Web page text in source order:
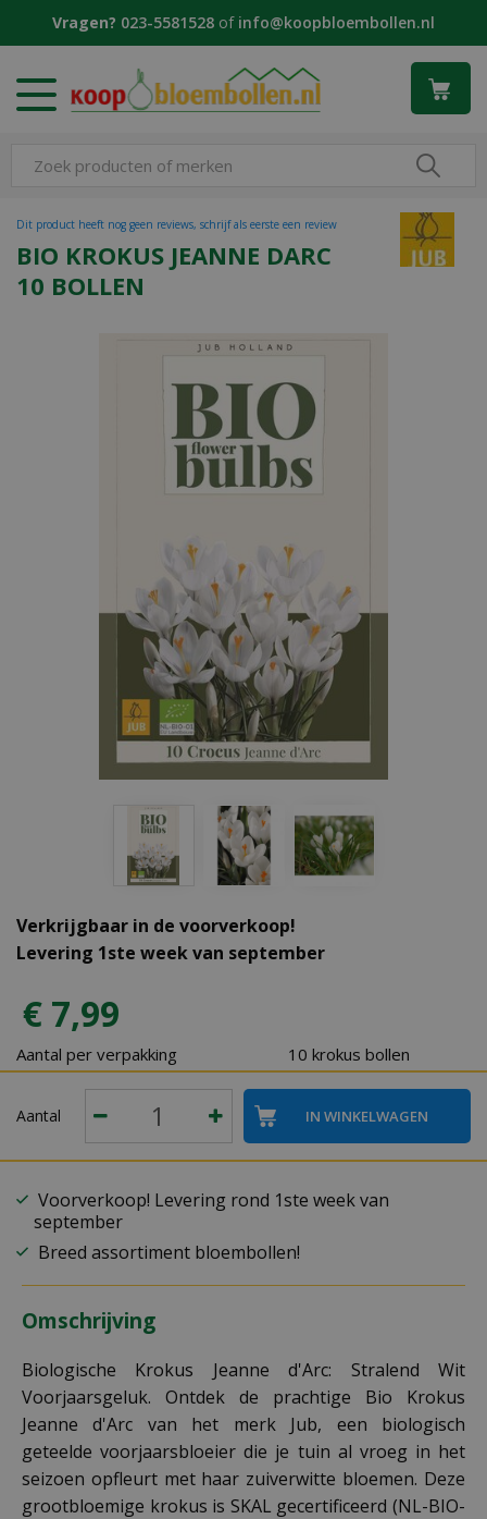
Vragen? 023-5581528 of info@koopbloembollen.nl
BIO KROKUS JEANNE DARC
10 BOLLEN
Verkrijgbaar in de voorverkoop!
Levering 1ste week van september
Dit product heeft nog geen reviews, schrijf als eerste een review
€ 7,99
Aantal per verpakking 10 krokus bollen
Aantal
Voorverkoop! Levering rond 1ste week van
september
Breed assortiment bloembollen!
Omschrijving
Biologische Krokus Jeanne d'Arc: Stralend Wit
Voorjaarsgeluk. Ontdek de prachtige Bio Krokus
Jeanne d'Arc van het merk Jub, een biologisch
geteelde voorjaarsbloeier die je tuin al vroeg in het
seizoen opfleurt met haar zuiverwitte bloemen. Deze
grootbloemige krokus is SKAL gecertificeerd (NL-BIO-